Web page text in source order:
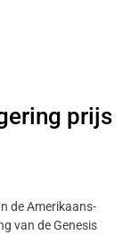
prijs
de Amerikaans-
van de Genesis